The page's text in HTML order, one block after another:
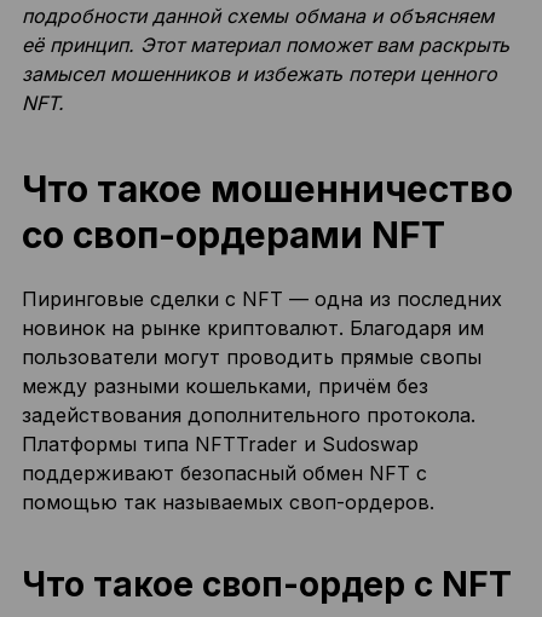
подробности данной схемы обмана и объясняем
её принцип. Этот материал поможет вам раскрыть
замысел мошенников и избежать потери ценного
NFT.
Что такое мошенничество
со своп-ордерами NFT
Пиринговые сделки с NFT — одна из последних
новинок на рынке криптовалют. Благодаря им
пользователи могут проводить прямые свопы
между разными кошельками, причём без
задействования дополнительного протокола.
Платформы типа NFTTrader и Sudoswap
поддерживают безопасный обмен NFT с
помощью так называемых своп-ордеров.
Что такое своп-ордер с NFT